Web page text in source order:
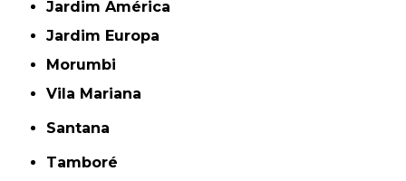
Jardim América
Jardim Europa
Morumbi
Vila Mariana
Santana
Tamboré